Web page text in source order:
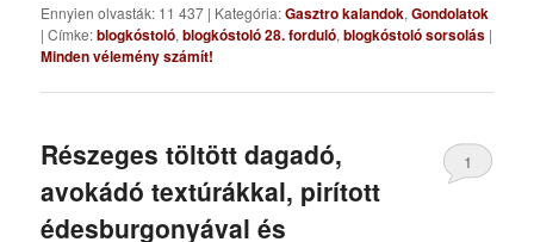
Ennyien olvasták: 11 437 | Kategória:Gasztro kalandok,Gondolatok
|Címke:blogkóstoló,blogkóstoló 28. forduló,blogkóstoló sorsolás |
Minden vélemény számít!
Részeges töltött dagadó,
avokádó textúrákkal, pirított
édesburgonyával és
1